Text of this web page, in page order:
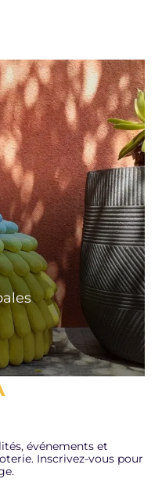
événements et
Inscrivez-vous pour